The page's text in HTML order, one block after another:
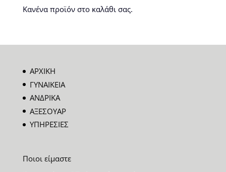
Κανένα προϊόν στο καλάθι σας.
ΑΡΧΙΚΗ
ΓΥΝΑΙΚΕΙΑ
ΑΝΔΡΙΚΑ
ΑΞΕΣΟΥΑΡ
ΥΠΗΡΕΣΙΕΣ
Ποιοι είμαστε